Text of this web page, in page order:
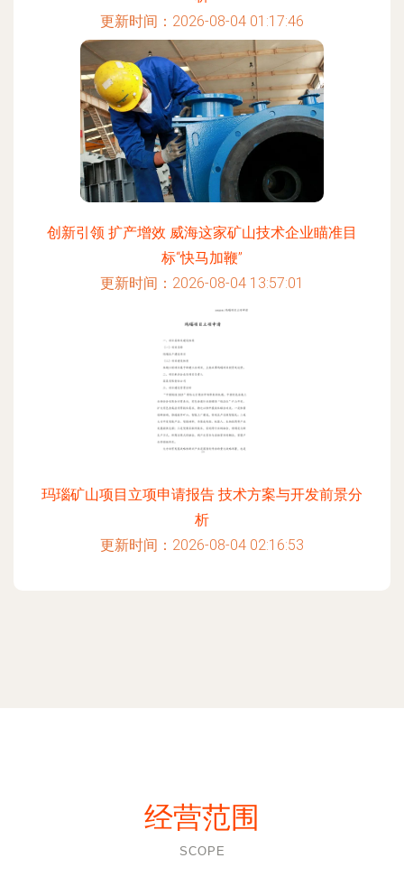
更新时间：2026-08-04 01:17:46
创新引领 扩产增效 威海这家矿山技术企业瞄准目
标“快马加鞭”
更新时间：2026-08-04 13:57:01
玛瑙矿山项目立项申请报告 技术方案与开发前景分
析
更新时间：2026-08-04 02:16:53
经营范围
SCOPE